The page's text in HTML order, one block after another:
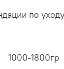
по
1000-1800гр